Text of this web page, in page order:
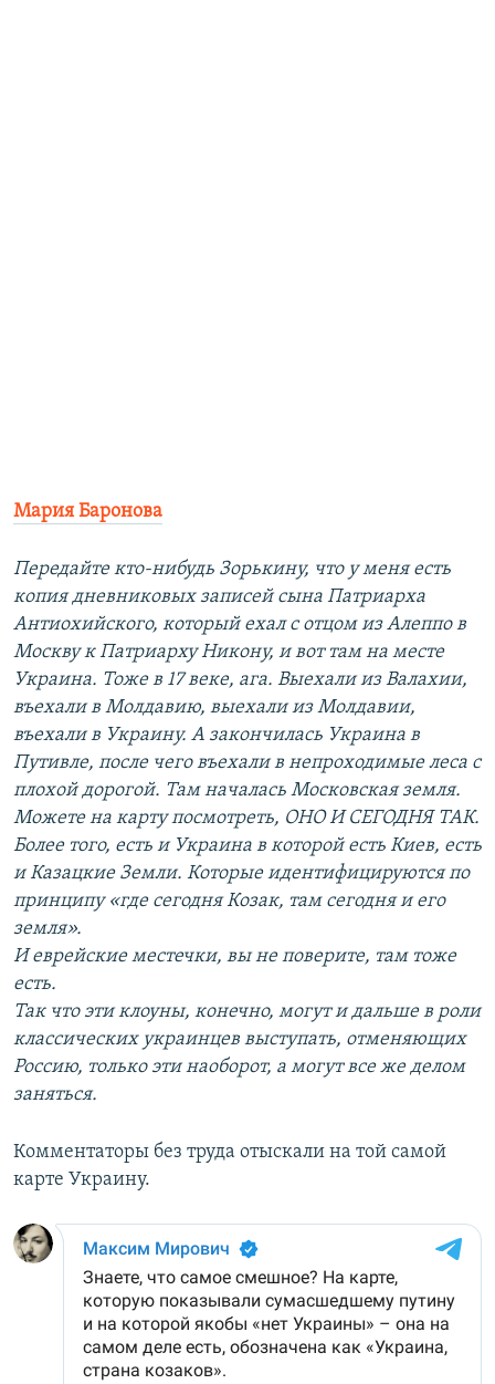
Мария Баронова
Передайте кто-нибудь Зорькину, что у меня есть
копия дневниковых записей сына Патриарха
Антиохийского, который ехал с отцом из Алеппо в
Москву к Патриарху Никону, и вот там на месте
Украина. Тоже в 17 веке, ага. Выехали из Валахии,
въехали в Молдавию, выехали из Молдавии,
въехали в Украину. А закончилась Украина в
Путивле, после чего въехали в непроходимые леса с
плохой дорогой. Там началась Московская земля.
Можете на карту посмотреть, ОНО И СЕГОДНЯ ТАК.
Более того, есть и Украина в которой есть Киев, есть
и Казацкие Земли. Которые идентифицируются по
принципу «где сегодня Козак, там сегодня и его
земля».
И еврейские местечки, вы не поверите, там тоже
есть.
Так что эти клоуны, конечно, могут и дальше в роли
классических украинцев выступать, отменяющих
Россию, только эти наоборот, а могут все же делом
заняться.
Комментаторы без труда отыскали на той самой
карте Украину.